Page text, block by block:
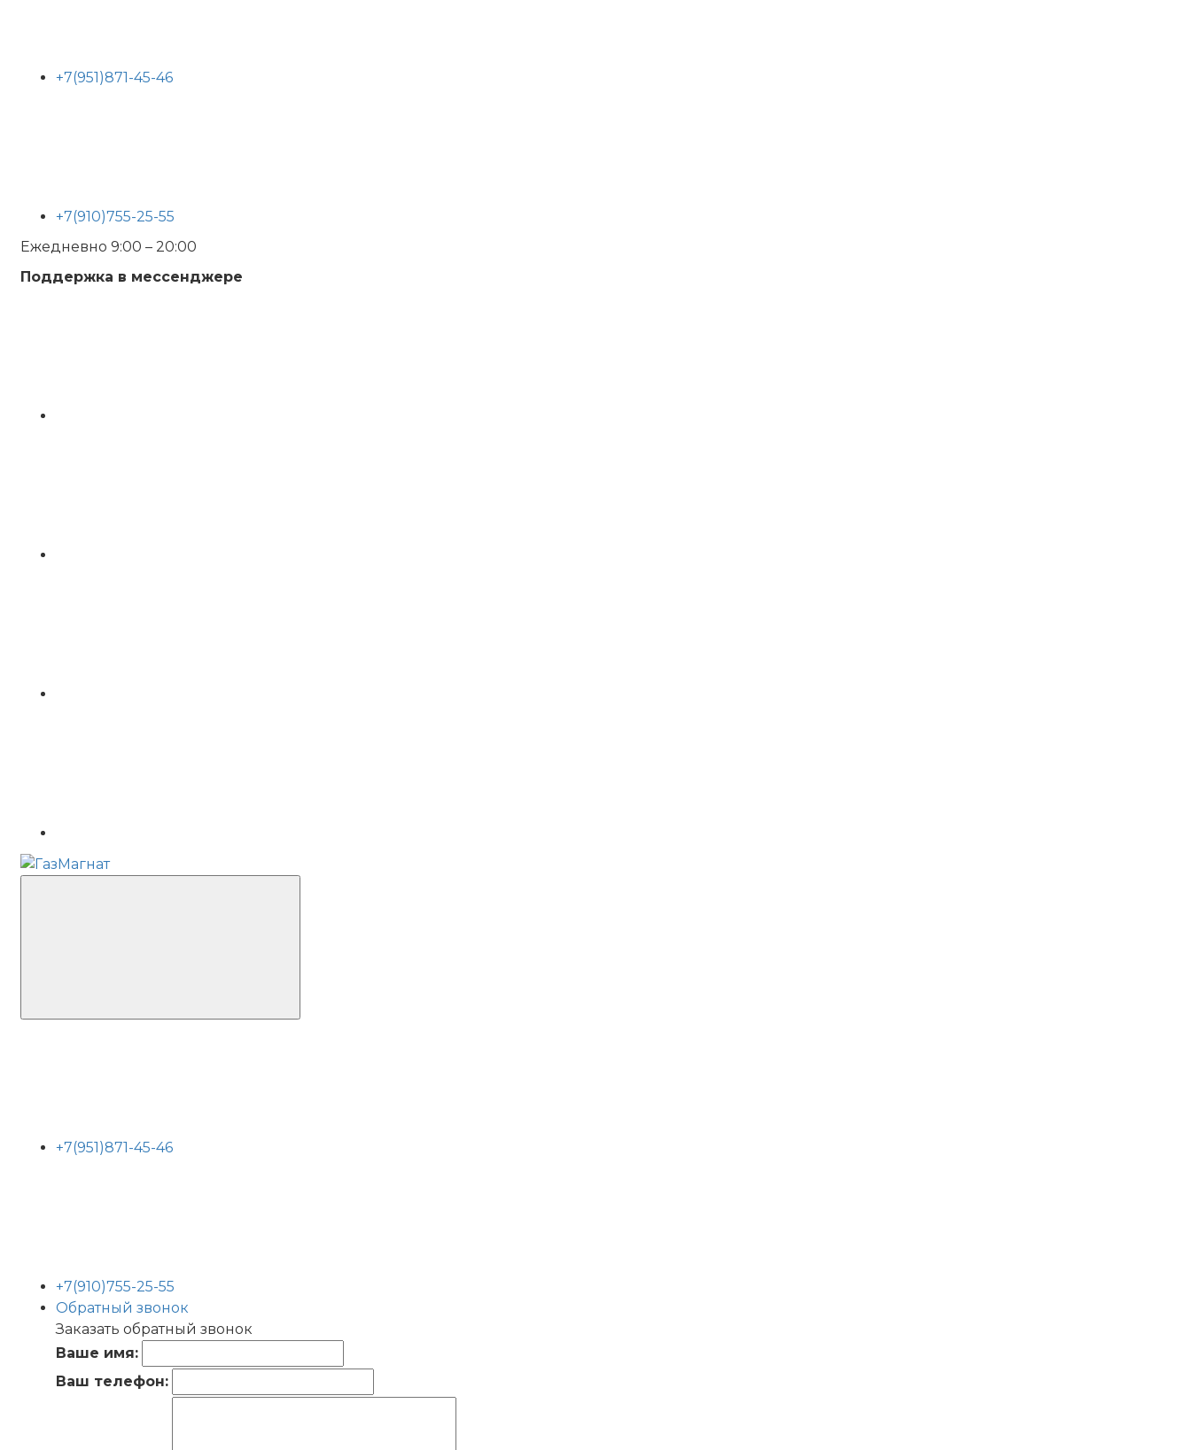
+7(951)871-45-46
+7(910)755-25-55
Ежедневно 9:00 – 20:00
Поддержка в мессенджере
+7(951)871-45-46
+7(910)755-25-55
Обратный звонок
Заказать обратный звонок
Ваше имя:
Ваш телефон: